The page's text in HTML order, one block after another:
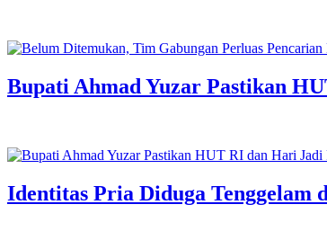
Bupati Ahmad Yuzar Pastikan
Identitas Pria Diduga Tenggelam